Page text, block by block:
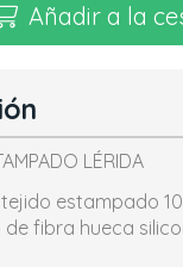
Añadir a la
LÉRIDA
estampado
de fibra hueca